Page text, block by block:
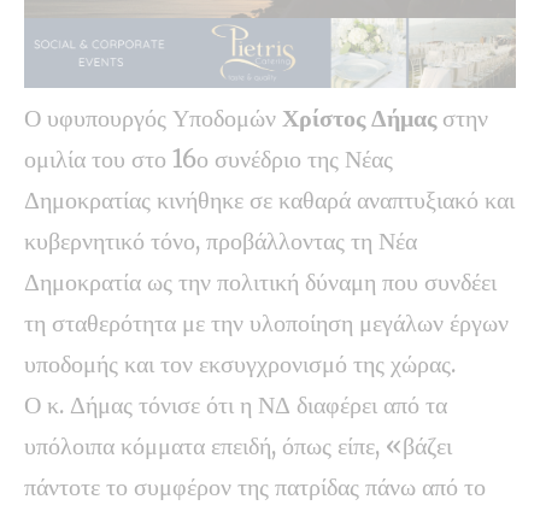
Ο υφυπουργός Υποδομών Χρίστος Δήμας στην
ομιλία του στο 16ο συνέδριο της Νέας
Δημοκρατίας κινήθηκε σε καθαρά αναπτυξιακό και
κυβερνητικό τόνο, προβάλλοντας τη Νέα
Δημοκρατία ως την πολιτική δύναμη που συνδέει
τη σταθερότητα με την υλοποίηση μεγάλων έργων
υποδομής και τον εκσυγχρονισμό της χώρας.
Ο κ. Δήμας τόνισε ότι η ΝΔ διαφέρει από τα
υπόλοιπα κόμματα επειδή, όπως είπε, «βάζει
πάντοτε το συμφέρον της πατρίδας πάνω από το